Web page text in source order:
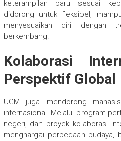
keterampilan baru sesuai
didorong untuk fleksibel,
menyesuaikan diri dengan
berkembang.
Kolaborasi
Perspektif Global
UGM juga mendorong
internasional. Melalui program
negeri, dan proyek kolaborasi
menghargai perbedaan budaya,